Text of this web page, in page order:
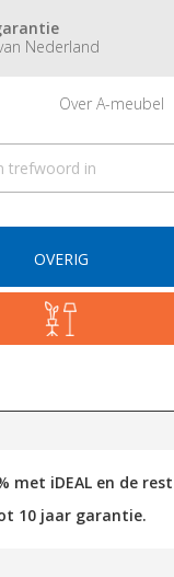
Nederland
Over A-meubel
OVERIG
met iDEAL en de
10 jaar garantie.